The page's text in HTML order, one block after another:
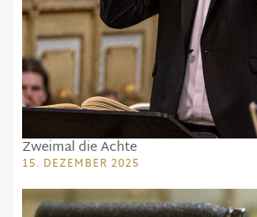
Zweimal die Achte
15. DEZEMBER 2025